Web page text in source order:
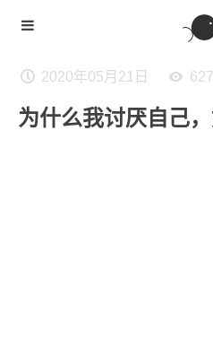
2020年05月21日
为什么我讨厌自己，